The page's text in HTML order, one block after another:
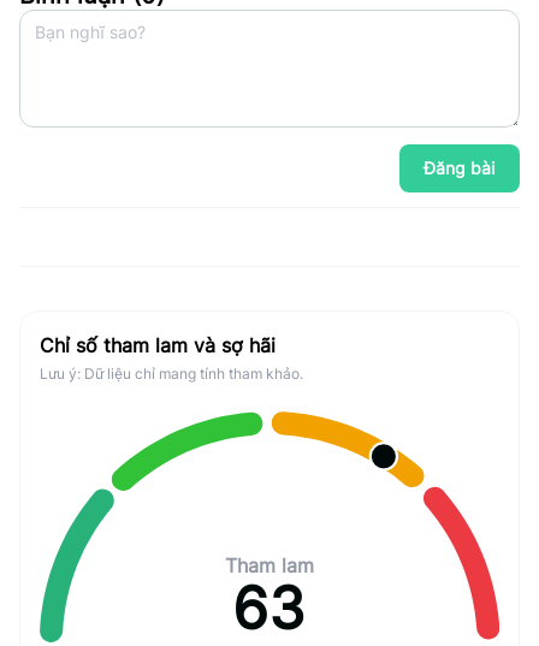
Đăng bài
Chỉ số tham lam và sợ hãi
Lưu ý: Dữ liệu chỉ mang tính tham khảo.
Tham lam
63